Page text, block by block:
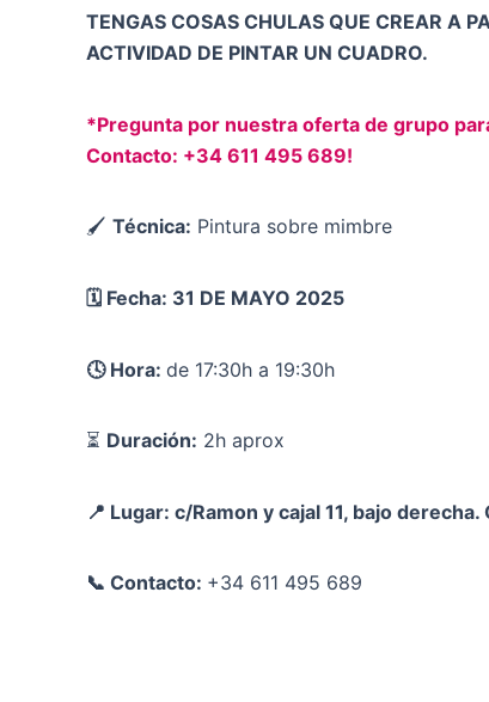
TENGAS COSAS CHULAS QUE CREAR A
ACTIVIDAD DE PINTAR UN CUADRO.
*Pregunta por nuestra oferta de grupo
Contacto: +34 611 495 689!
🖌 Técnica: Pintura sobre mimbre
🗓️ Fecha: 31 DE MAYO 2025
🕓 Hora: de 17:30h a 19:30h
⏳ Duración: 2h aprox
📍 Lugar: c/Ramon y cajal 11, bajo derecha.
📞 Contacto: +34 611 495 689